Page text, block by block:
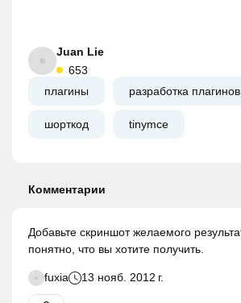
Juan Lie
653
плагины
разработка плагинов
шорткод tinymce
Комментарии
Добавьте скриншот желаемого
понятно, что вы хотите получить.
fuxia 13 нояб. 2012 г.